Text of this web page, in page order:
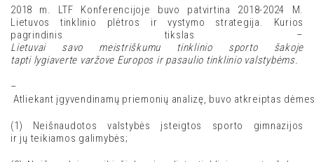
2018 m. LTF Konferencijoje buvo patvirtina 2018-2024 M.
Lietuvos tinklinio plėtros ir vystymo strategija. Kurios
pagrindinis tikslas –
Lietuvai savo meistriškumu tinklinio sporto šakoje
tapti lygiaverte varžove Europos ir pasaulio tinklinio valstybėms.
–
Atliekant įgyvendinamų priemonių analizę, buvo atkreiptas
(1) Neišnaudotos valstybės įsteigtos sporto gimnazijos
ir jų teikiamos galimybės;